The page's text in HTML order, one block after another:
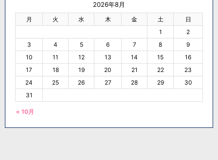
2026年8月
月 火 水 木 金 土 日
« 10月
1
2
3
4 5 6 7 8
9
10
11 12 13 14 15
16
17
18 19 20 21 22
23
24
25 26 27 28 29
30
31